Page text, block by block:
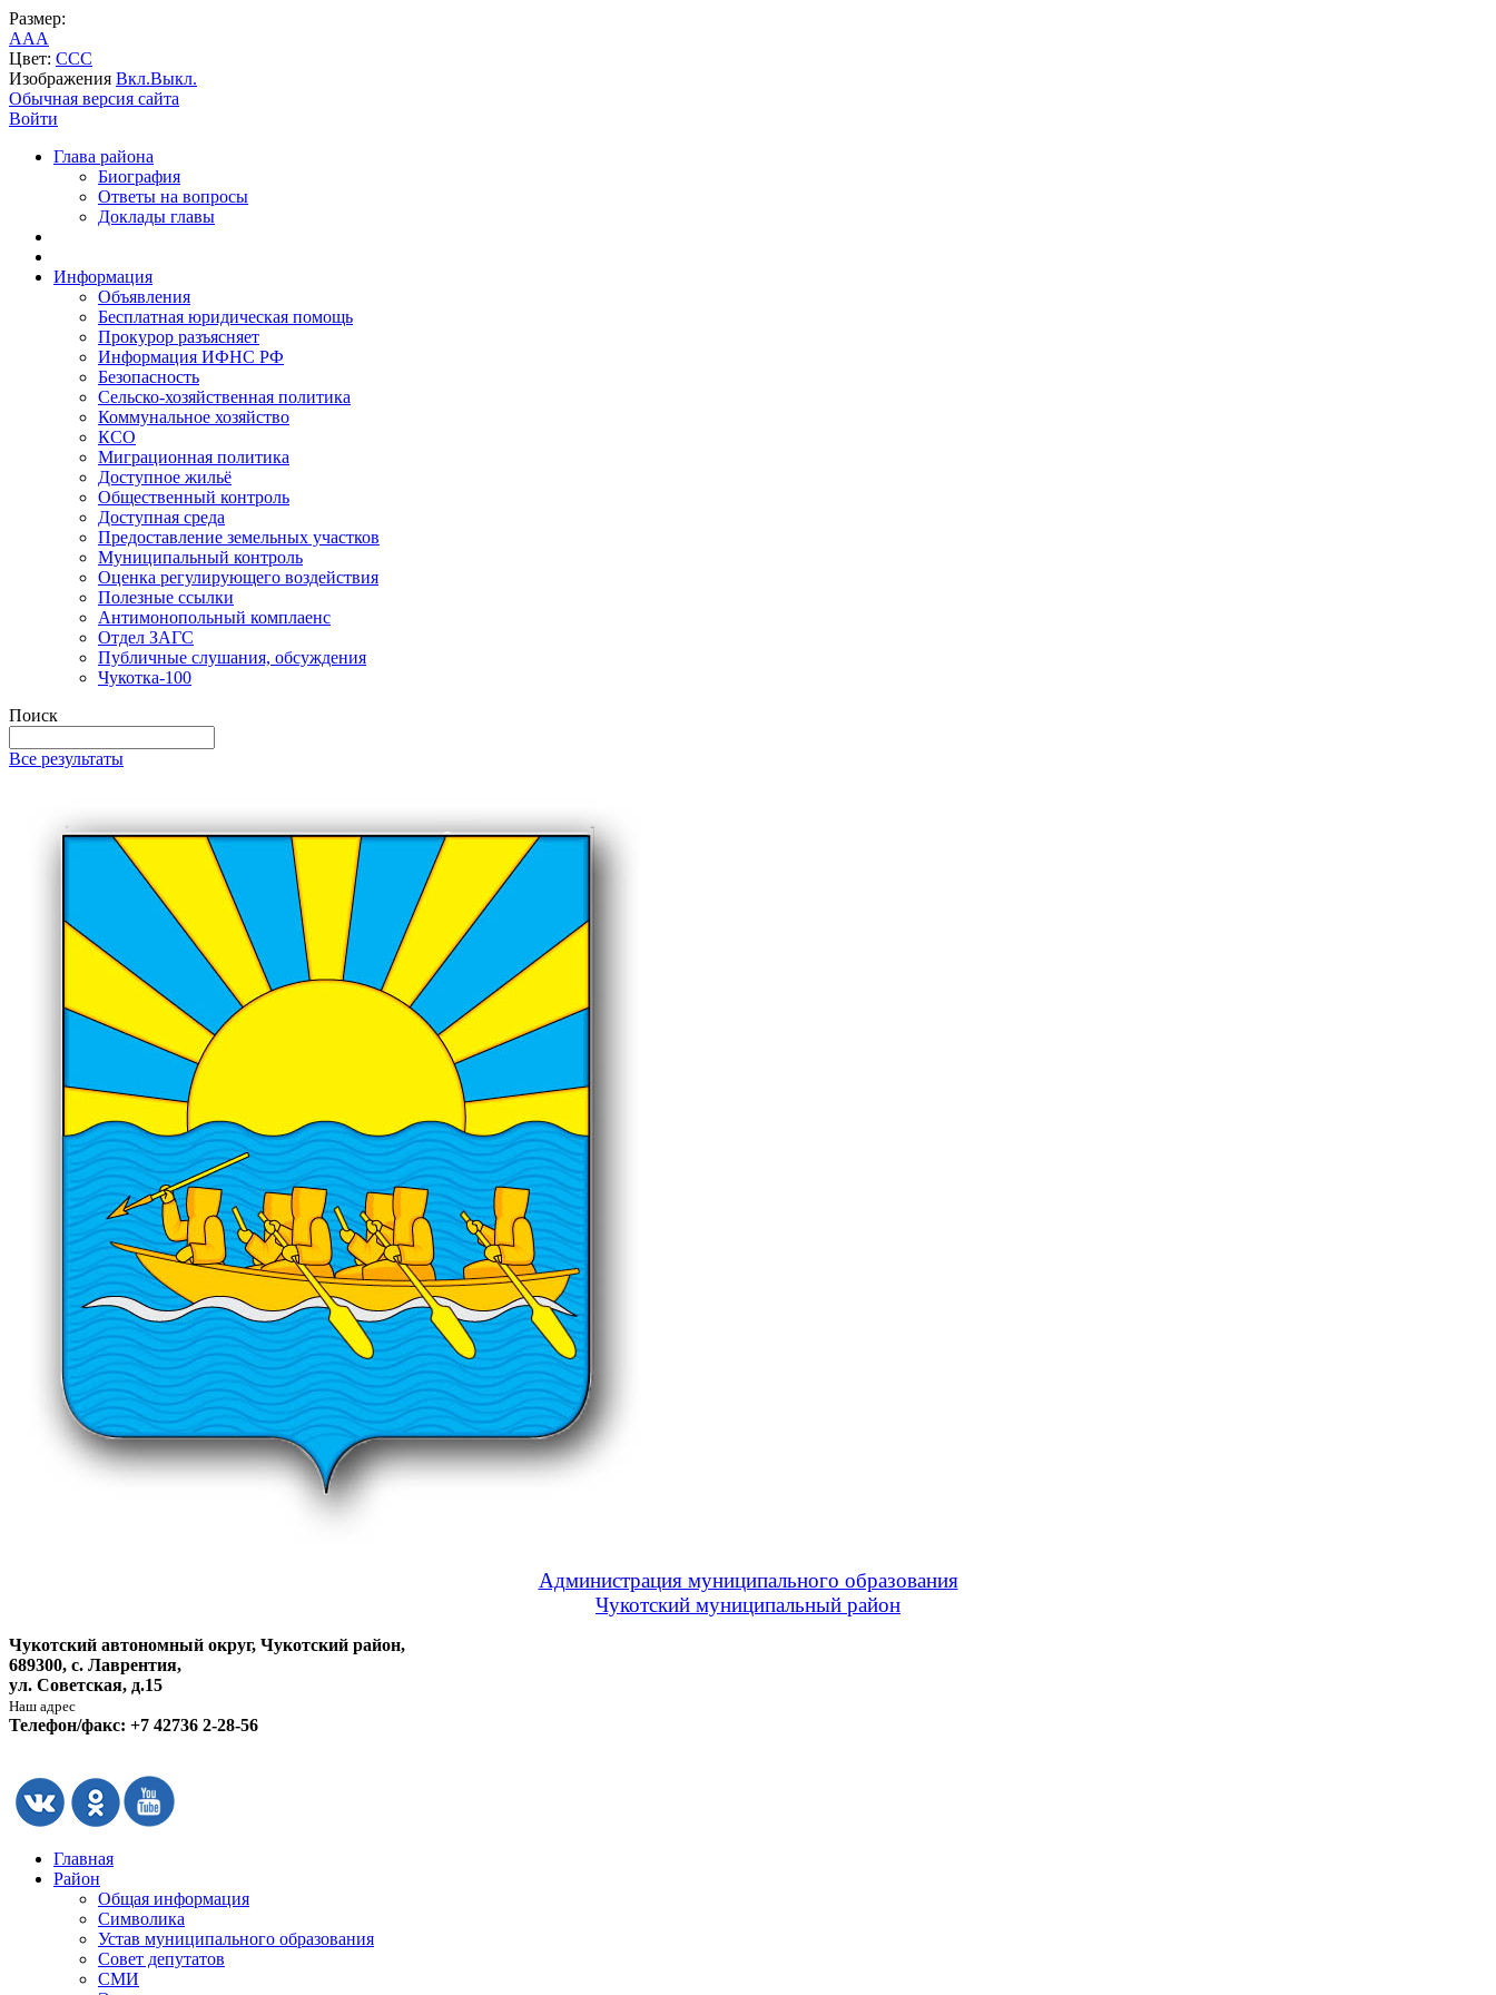
Размер:
AAA
Цвет: CCC
Изображения Вкл.Выкл.
Обычная версия сайта
Войти
Глава района
Биография
Ответы на вопросы
Доклады главы
Информация
Объявления
Бесплатная юридическая помощь
Прокурор разъясняет
Информация ИФНС РФ
Безопасность
Сельско-хозяйственная политика
Коммунальное хозяйство
КСО
Миграционная политика
Доступное жильё
Общественный контроль
Доступная среда
Предоставление земельных участков
Муниципальный контроль
Оценка регулирующего воздействия
Полезные ссылки
Антимонопольный комплаенс
Отдел ЗАГС
Публичные слушания, обсуждения
Чукотка-100
Поиск
Все результаты
Администрация муниципального образования
Чукотский муниципальный район
Чукотский автономный округ, Чукотский район,
689300, с. Лаврентия,
ул. Советская, д.15
Наш адрес
Телефон/факс: +7 42736 2-28-56
Главная
Район
Общая информация
Символика
Устав муниципального образования
Совет депутатов
СМИ